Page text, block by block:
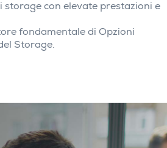
storage con elevate prestazioni e
fondamentale di Opzioni
Storage.